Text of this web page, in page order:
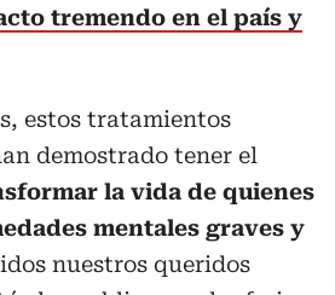
tremendo en el país y
estos tratamientos
demostrado tener el
la vida de quienes
mentales graves y
nuestros queridos